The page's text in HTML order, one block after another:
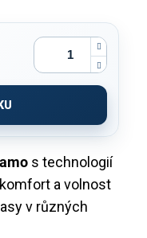
s technologií
a volnost
v různých